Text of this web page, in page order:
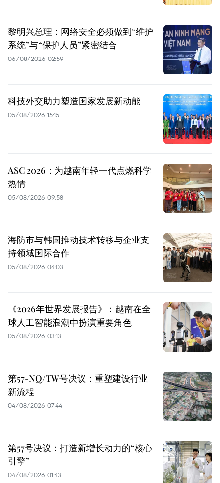
黎明兴总理：网络安全必须做到“维护
系统”与“保护人员”紧密结合
06/08/2026 02:59
科技外交助力塑造国家发展新动能
05/08/2026 15:15
ASC 2026：为越南年轻一代点燃科学
热情
05/08/2026 09:58
海防市与韩国推动技术转移与企业支
持领域国际合作
05/08/2026 04:03
《2026年世界发展报告》：越南在全
球人工智能浪潮中扮演重要角色
05/08/2026 03:13
第57-NQ/TW号决议：重塑建设行业
新流程
04/08/2026 07:44
第57号决议：打造新增长动力的“核心
引擎”
04/08/2026 01:43